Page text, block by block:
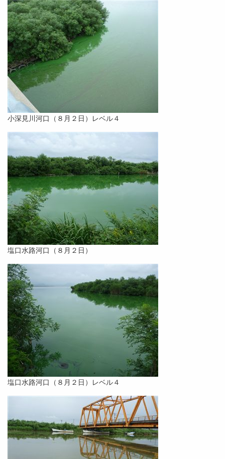
小深見川河口（８月２日）レベル４
塩口水路河口（８月２日）
塩口水路河口（８月２日）レベル４